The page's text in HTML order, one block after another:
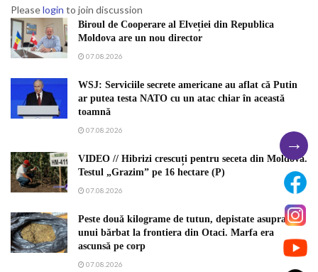
Pleaselogin to join discussion
Biroul de Cooperare al Elveției din Republica
Moldova are un nou director
07.08.2026
WSJ: Serviciile secrete americane au aflat că Putin
ar putea testa NATO cu un atac chiar în această
toamnă
07.08.2026
VIDEO // Hibrizi crescuți pentru seceta din Moldova.
Testul „Grazim” pe 16 hectare (P)
07.08.2026
Peste două kilograme de tutun, depistate asupra
unui bărbat la frontiera din Otaci. Marfa era
ascunsă pe corp
07.08.2026
→